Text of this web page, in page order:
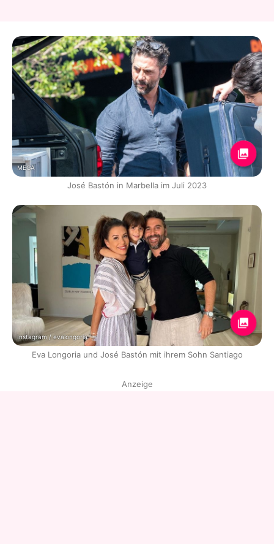
MEGA
José Bastón in Marbella im Juli 2023
Instagram / evalongoria
Eva Longoria und José Bastón mit ihrem Sohn Santiago
Anzeige